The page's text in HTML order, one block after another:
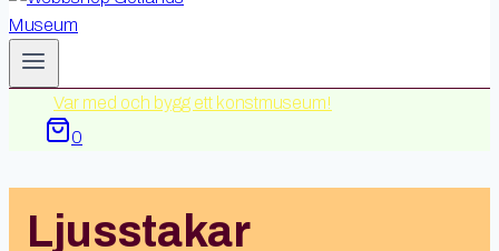
Var med och bygg ett konstmuseum!
0
Ljusstakar